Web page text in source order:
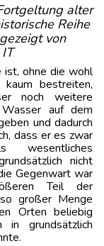
alter
Reihe
von
ist, ohne die wohl
bestreiten,
noch weitere
auf dem
und dadurch
dass er es zwar
wesentliches
nicht
Gegenwart war
Teil der
großer Menge
Orten beliebig
in grundsätzlich